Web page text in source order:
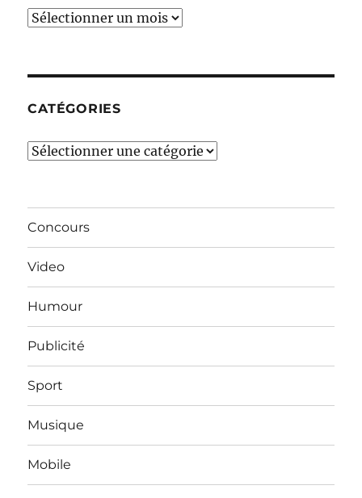
Ces
CATÉGORIES
Catégories
Concours
Video
Humour
Publicité
Sport
Musique
Mobile